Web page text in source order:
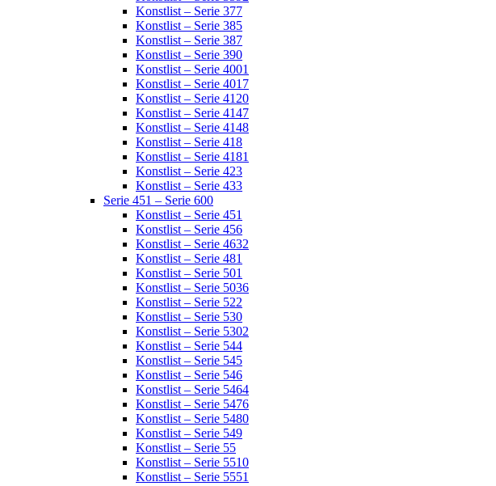
Konstlist – Serie 377
Konstlist – Serie 385
Konstlist – Serie 387
Konstlist – Serie 390
Konstlist – Serie 4001
Konstlist – Serie 4017
Konstlist – Serie 4120
Konstlist – Serie 4147
Konstlist – Serie 4148
Konstlist – Serie 418
Konstlist – Serie 4181
Konstlist – Serie 423
Konstlist – Serie 433
Serie 451 – Serie 600
Konstlist – Serie 451
Konstlist – Serie 456
Konstlist – Serie 4632
Konstlist – Serie 481
Konstlist – Serie 501
Konstlist – Serie 5036
Konstlist – Serie 522
Konstlist – Serie 530
Konstlist – Serie 5302
Konstlist – Serie 544
Konstlist – Serie 545
Konstlist – Serie 546
Konstlist – Serie 5464
Konstlist – Serie 5476
Konstlist – Serie 5480
Konstlist – Serie 549
Konstlist – Serie 55
Konstlist – Serie 5510
Konstlist – Serie 5551